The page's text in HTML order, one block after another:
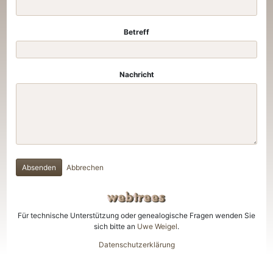
Betreff
Nachricht
Absenden Abbrechen
Für technische Unterstützung oder genealogische Fragen wenden Sie
sich bitte an Uwe Weigel.
Datenschutzerklärung